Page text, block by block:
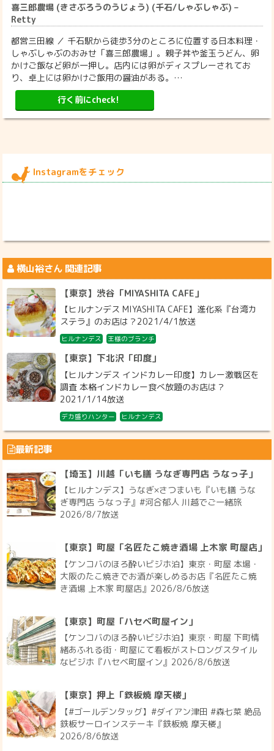
喜三郎農場 (きさぶろうのうじょう) (千石/しゃぶしゃぶ) –
Retty
都営三田線 ／ 千石駅から徒歩3分のところに位置する日本料理・
しゃぶしゃぶのおみせ「喜三郎農場」。親子丼や釜玉うどん、卵
かけご飯など卵が一押し。店内には卵がディスプレーされてお
り、卓上には卵かけご飯用の醤油がある。…
行く前にcheck!
Instagramをチェック
横山裕さん 関連記事
【東京】渋谷「MIYASHITA CAFE」
【ヒルナンデス MIYASHITA CAFE】進化系『台湾カ
ステラ』のお店は？2021/4/1放送
ヒルナンデス 王様のブランチ
【東京】下北沢「印度」
【ヒルナンデス インドカレー印度】カレー激戦区を
調査 本格インドカレー食べ放題のお店は？
2021/1/14放送
デカ盛りハンター ヒルナンデス
最新記事
【埼玉】川越「いも膳 うなぎ専門店 うなっ子」
【ヒルナンデス】うなぎ×さつまいも『いも膳 うな
ぎ専門店 うなっ子』#河合郁人 川越でご一緒旅
2026/8/7放送
【東京】町屋「名匠たこ焼き酒場 上木家 町屋店」
【ケンコバのほろ酔いビジホ泊】東京・町屋 本場・
大阪のたこ焼きでお酒が楽しめるお店『名匠たこ焼
き酒場 上木家 町屋店』2026/8/6放送
【東京】町屋「ハセベ町屋イン」
【ケンコバのほろ酔いビジホ泊】東京・町屋 下町情
緒あふれる街・町屋にて看板がストロングスタイル
なビジホ『ハセベ町屋イン』2026/8/6放送
【東京】押上「鉄板焼 摩天楼」
【#ゴールデンタッグ】#ダイアン津田 #森七菜 絶品
鉄板サーロインステーキ『鉄板焼 摩天楼』
2026/8/6放送